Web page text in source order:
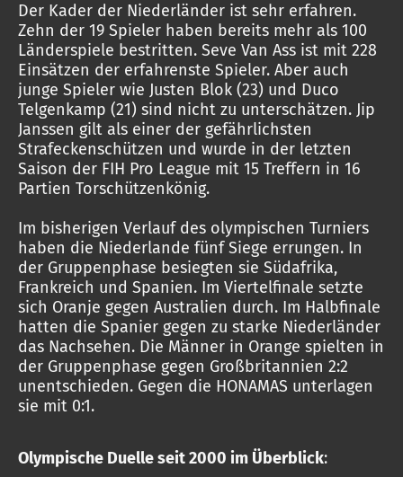
Der Kader der Niederländer ist sehr erfahren.
Zehn der 19 Spieler haben bereits mehr als 100
Länderspiele bestritten. Seve Van Ass ist mit 228
Einsätzen der erfahrenste Spieler. Aber auch
junge Spieler wie Justen Blok (23) und Duco
Telgenkamp (21) sind nicht zu unterschätzen. Jip
Janssen gilt als einer der gefährlichsten
Strafeckenschützen und wurde in der letzten
Saison der FIH Pro League mit 15 Treffern in 16
Partien Torschützenkönig.
Im bisherigen Verlauf des olympischen Turniers
haben die Niederlande fünf Siege errungen. In
der Gruppenphase besiegten sie Südafrika,
Frankreich und Spanien. Im Viertelfinale setzte
sich Oranje gegen Australien durch. Im Halbfinale
hatten die Spanier gegen zu starke Niederländer
das Nachsehen. Die Männer in Orange spielten in
der Gruppenphase gegen Großbritannien 2:2
unentschieden. Gegen die HONAMAS unterlagen
sie mit 0:1.
Olympische Duelle seit 2000 im Überblick: